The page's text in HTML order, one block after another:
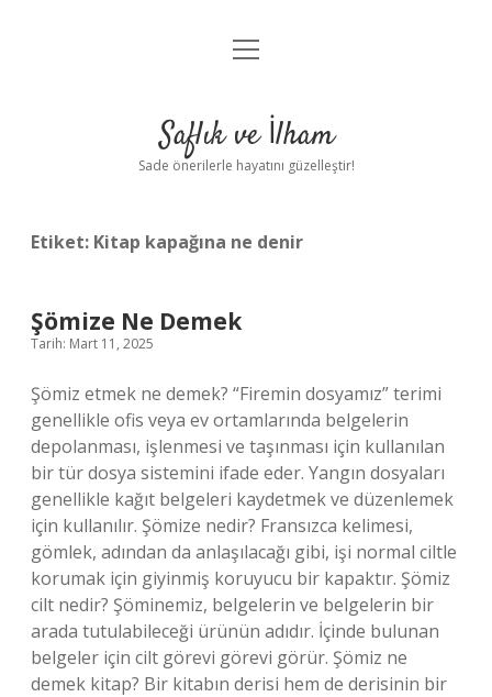
Anasayfa
Yasal Uyarı
menüyü
Saflık ve İlham
Sade önerilerle hayatını güzelleştir!
Etiket: Kitap kapağına ne denir
Şömize Ne Demek
Tarih: Mart 11, 2025
Şömiz etmek ne demek? “Firemin dosyamız” terimi
genellikle ofis veya ev ortamlarında belgelerin
depolanması, işlenmesi ve taşınması için kullanılan
bir tür dosya sistemini ifade eder. Yangın dosyaları
genellikle kağıt belgeleri kaydetmek ve düzenlemek
için kullanılır. Şömize nedir? Fransızca kelimesi,
gömlek, adından da anlaşılacağı gibi, işi normal ciltle
korumak için giyinmiş koruyucu bir kapaktır. Şömiz
cilt nedir? Şöminemiz, belgelerin ve belgelerin bir
arada tutulabileceği ürünün adıdır. İçinde bulunan
belgeler için cilt görevi görevi görür. Şömiz ne
demek kitap? Bir kitabın derisi hem de derisinin bir